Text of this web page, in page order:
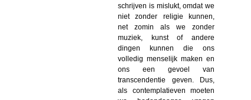
schrijven is mislukt, omdat we
niet zonder religie kunnen,
net zomin als we zonder
muziek, kunst of andere
dingen kunnen die ons
volledig menselijk maken en
ons een gevoel van
transcendentie geven. Dus,
als contemplatieven moeten